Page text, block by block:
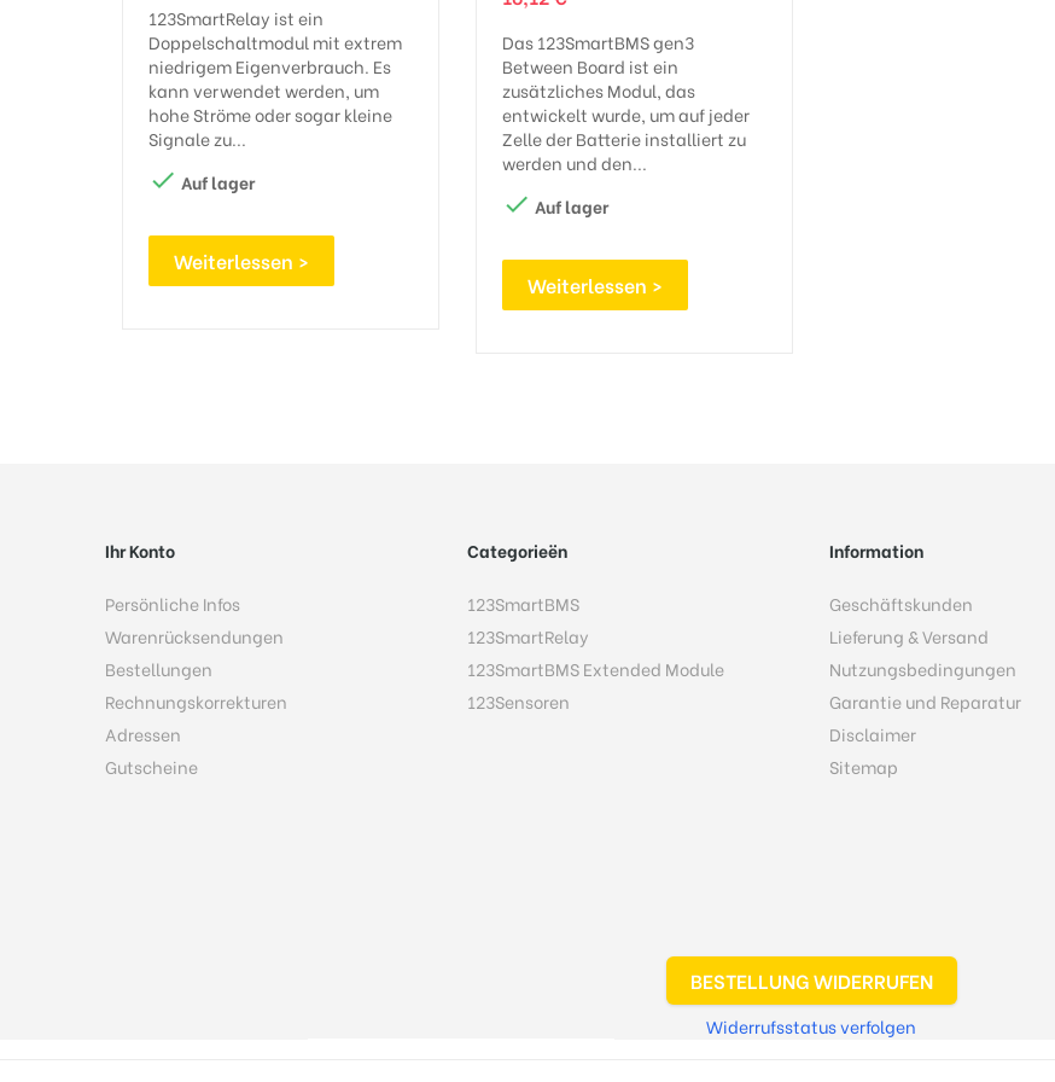
123SmartRelay ist ein
Doppelschaltmodul mit extrem
niedrigem Eigenverbrauch. Es
kann verwendet werden, um
hohe Ströme oder sogar kleine
Signale zu...
 Auf lager
Weiterlessen >
Das 123SmartBMS gen3
Between Board ist ein
zusätzliches Modul, das
entwickelt wurde, um auf jeder
Zelle der Batterie installiert zu
werden und den...
 Auf lager
Weiterlessen >
Ihr Konto
Persönliche Infos
Warenrücksendungen
Bestellungen
Rechnungskorrekturen
Adressen
Gutscheine
Categorieën
123SmartBMS
123SmartRelay
123SmartBMS Extended Module
123Sensoren
Information
Geschäftskunden
Lieferung & Versand
Nutzungsbedingungen
Garantie und Reparatur
Disclaimer
Sitemap
BESTELLUNG WIDERRUFEN
Widerrufsstatus verfolgen